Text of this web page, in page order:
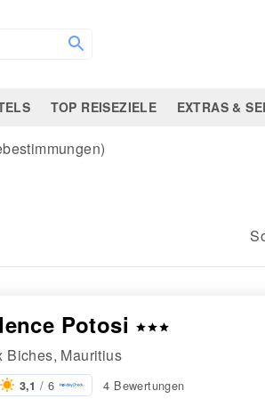
TOP REISEZIELE EXTRAS &
Potosi starstarstar
Biches, Mauritius
3,1 / 6 4 Bewertungen